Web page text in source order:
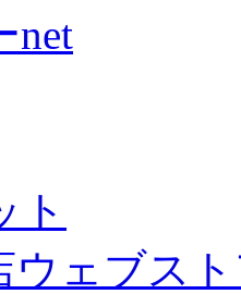
net
ト
ウェブス